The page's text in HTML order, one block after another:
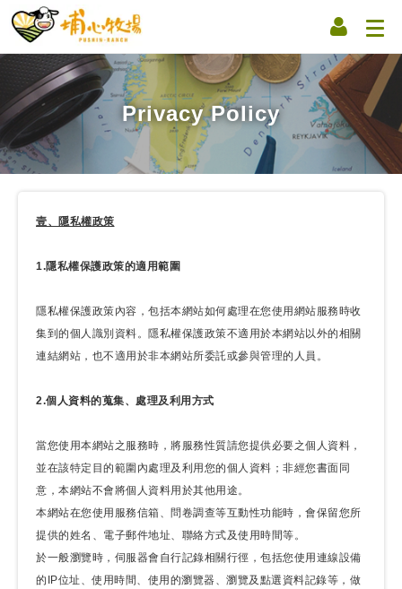
Privacy Policy
壹、隱私權政策
1.隱私權保護政策的適用範圍
隱私權保護政策內容，包括本網站如何處理在您使用網站服務時收
集到的個人識別資料。隱私權保護政策不適用於本網站以外的相關
連結網站，也不適用於非本網站所委託或參與管理的人員。
2.個人資料的蒐集、處理及利用方式
當您使用本網站之服務時，將服務性質請您提供必要之個人資料，
並在該特定目的範圍內處理及利用您的個人資料；非經您書面同
意，本網站不會將個人資料用於其他用途。
本網站在您使用服務信箱、問卷調查等互動性功能時，會保留您所
提供的姓名、電子郵件地址、聯絡方式及使用時間等。
於一般瀏覽時，伺服器會自行記錄相關行徑，包括您使用連線設備
的IP位址、使用時間、使用的瀏覽器、瀏覽及點選資料記錄等，做